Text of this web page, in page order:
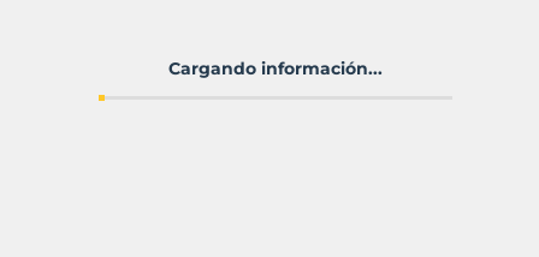
Cargando información...